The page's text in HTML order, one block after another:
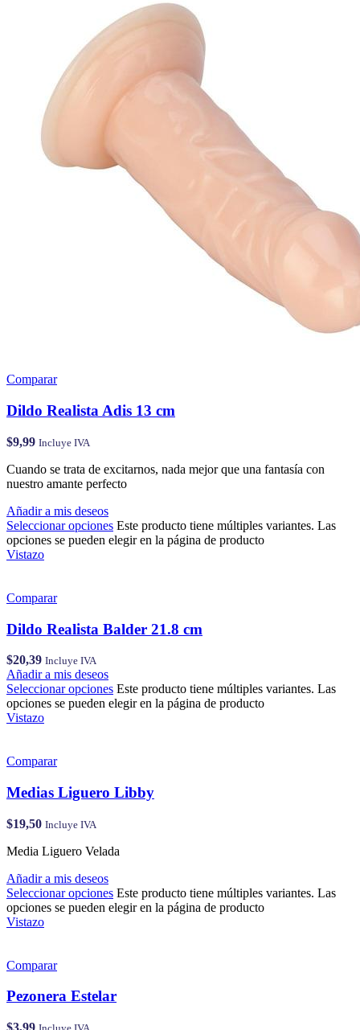
Comparar
Dildo Realista Adis 13 cm
$9,99 Incluye IVA
Cuando se trata de excitarnos, nada mejor que una fantasía con
nuestro amante perfecto
Añadir a mis deseos
Seleccionar opciones Este producto tiene múltiples variantes. Las
opciones se pueden elegir en la página de producto
Vistazo
Comparar
Dildo Realista Balder 21.8 cm
$20,39 Incluye IVA
Añadir a mis deseos
Seleccionar opciones Este producto tiene múltiples variantes. Las
opciones se pueden elegir en la página de producto
Vistazo
Comparar
Medias Liguero Libby
$19,50 Incluye IVA
Media Liguero Velada
Añadir a mis deseos
Seleccionar opciones Este producto tiene múltiples variantes. Las
opciones se pueden elegir en la página de producto
Vistazo
Comparar
Pezonera Estelar